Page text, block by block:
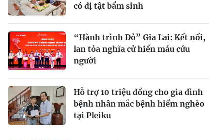
có dị tật bẩm sinh
“Hành trình Đỏ” Gia Lai: Kết nối,
lan tỏa nghĩa cử hiến máu cứu
người
Hỗ trợ 10 triệu đồng cho gia đình
bệnh nhân mắc bệnh hiểm nghèo
tại Pleiku